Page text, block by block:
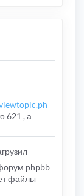
621 , а
-
phpbb
файлы